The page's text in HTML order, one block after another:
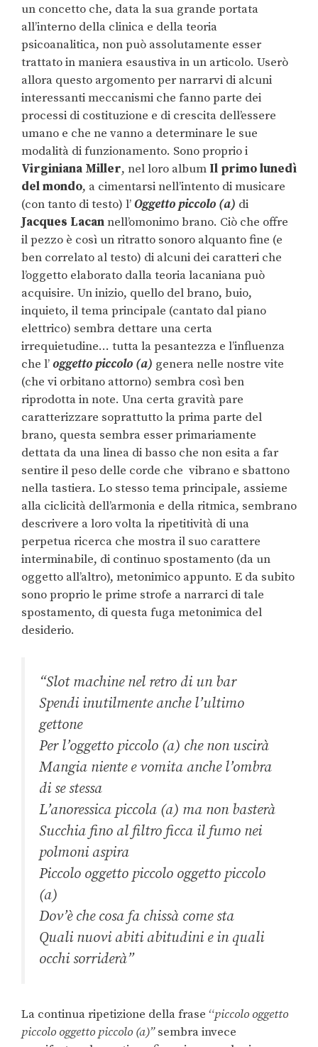
un concetto che, data la sua grande portata
all’interno della clinica e della teoria
psicoanalitica, non può assolutamente esser
trattato in maniera esaustiva in un articolo. Userò
allora questo argomento per narrarvi di alcuni
interessanti meccanismi che fanno parte dei
processi di costituzione e di crescita dell’essere
umano e che ne vanno a determinare le sue
modalità di funzionamento. Sono proprio i
Virginiana Miller, nel loro album Il primo lunedì
del mondo, a cimentarsi nell’intento di musicare
(con tanto di testo) l’Oggetto piccolo (a) di
Jacques Lacannell’omonimo brano. Ciò che offre
il pezzo è così un ritratto sonoro alquanto fine (e
ben correlato al testo) di alcuni dei caratteri che
l’oggetto elaborato dalla teoria lacaniana può
acquisire. Un inizio, quello del brano, buio,
inquieto, il tema principale (cantato dal piano
elettrico) sembra dettare una certa
irrequietudine… tutta la pesantezza e l’influenza
che l’oggetto piccolo (a) genera nelle nostre vite
(che vi orbitano attorno) sembra così ben
riprodotta in note. Una certa gravità pare
caratterizzare soprattutto la prima parte del
brano, questa sembra esser primariamente
dettata da una linea di basso che non esita a far
sentire il peso delle corde che vibrano e sbattono
nella tastiera. Lo stesso tema principale, assieme
alla ciclicità dell’armonia e della ritmica, sembrano
descrivere a loro volta la ripetitività di una
perpetua ricerca che mostra il suo carattere
interminabile, di continuo spostamento (da un
oggetto all’altro), metonimico appunto. E da subito
sono proprio le prime strofe a narrarci di tale
spostamento, di questa fuga metonimica del
desiderio.
“Slotmachine nel retro di un bar
Spendi inutilmente anche l’ultimo
gettone
Per l’oggetto piccolo (a) che non uscirà
Mangia niente e vomita anche l’ombra
di se stessa
L’anoressica piccola (a) ma non basterà
Succhia fino al filtro ficca il fumo nei
polmoni aspira
Piccolo oggetto piccolo oggetto piccolo
(a)
Dov’è che cosa fa chissà come sta
Quali nuovi abiti abitudini e in quali
occhi sorriderà”
La continua ripetizione della frase “piccolo oggetto
piccolo oggetto piccolo (a)”sembra invece